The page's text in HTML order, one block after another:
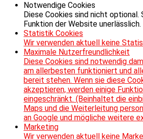
Notwendige Cookies
Diese Cookies sind nicht optional.
Funktion der Website unerlässlich.
Statistik Cookies
Wir verwenden aktuell keine
Maximale Nutzerfreundlichkeit
Diese Cookies sind notwendig
am allerbesten funktioniert und
bereit stehen. Wenn sie diese
akzeptieren, werden einige
eingeschränkt. (Beinhaltet die
Maps und die Weiterleitung
an Google und mögliche weitere
Marketing
Wir verwenden aktuell keine